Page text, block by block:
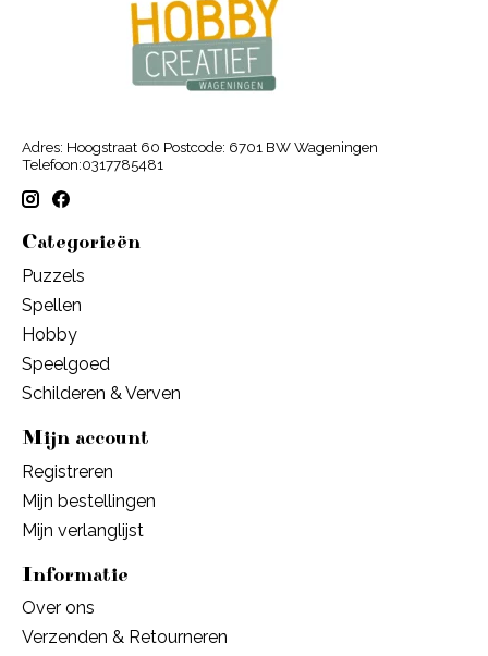
Adres: Hoogstraat 60 Postcode: 6701 BW Wageningen
Telefoon:0317785481
Categorieën
Puzzels
Spellen
Hobby
Speelgoed
Schilderen & Verven
Mijn account
Registreren
Mijn bestellingen
Mijn verlanglijst
Informatie
Over ons
Verzenden & Retourneren